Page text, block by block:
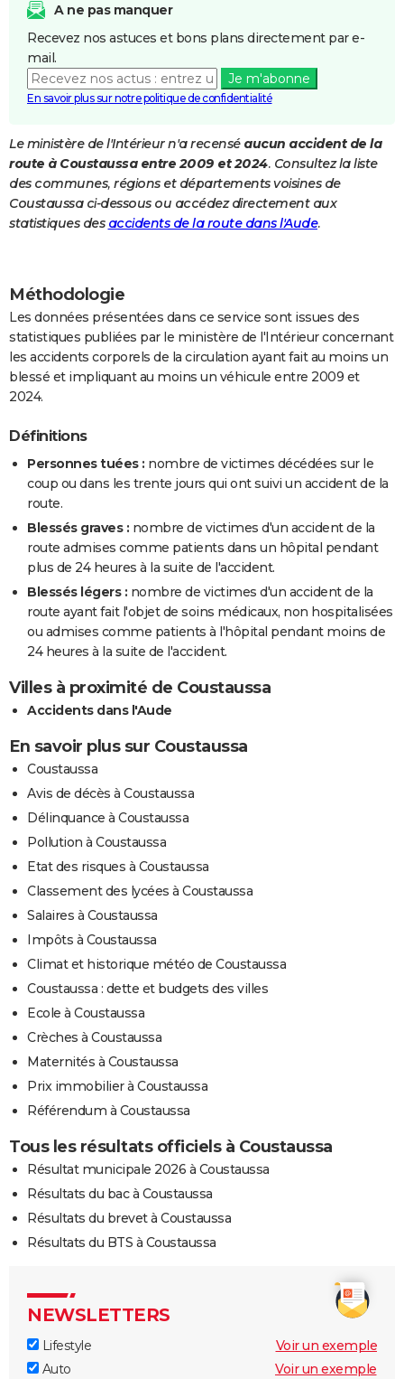
Destinations
City break
Voyage nature
Voyage de noces
Forum
Climat
PHOTO
GUIDES D'ACHAT
BONS PLANS
Carte de Noël
Carte Bonne année
Carte Saint-Valentin
Carte Pâques
Carte d'anniversaire
DICTIONNAIRE
Dictionnaire
Biographies
Citations
Expressions
Proverbes
PROGRAMME TV
FORUM
Bricolage
Television
A ne pas manquer
Recevez nos astuces et bons plans directement par e-
mail.
Je m'abonne
En savoir plus sur notre politique de confidentialité
Le ministère de l'Intérieur n'a recensé aucun accident de la
route à Coustaussa entre 2009 et 2024. Consultez la liste
des communes, régions et départements voisines de
Coustaussa ci-dessous ou accédez directement aux
statistiques des accidents de la route dans l'Aude.
Méthodologie
Les données présentées dans ce service sont issues des
statistiques publiées par le ministère de l'Intérieur concernant
les accidents corporels de la circulation ayant fait au moins un
blessé et impliquant au moins un véhicule entre 2009 et
2024.
Définitions
Personnes tuées : nombre de victimes décédées sur le
coup ou dans les trente jours qui ont suivi un accident de la
route.
Blessés graves : nombre de victimes d'un accident de la
route admises comme patients dans un hôpital pendant
plus de 24 heures à la suite de l'accident.
Blessés légers : nombre de victimes d'un accident de la
route ayant fait l'objet de soins médicaux, non hospitalisées
ou admises comme patients à l'hôpital pendant moins de
24 heures à la suite de l'accident.
Villes à proximité de Coustaussa
Accidents dans l'Aude
En savoir plus sur Coustaussa
Coustaussa
Avis de décès à Coustaussa
Délinquance à Coustaussa
Pollution à Coustaussa
Etat des risques à Coustaussa
Classement des lycées à Coustaussa
Salaires à Coustaussa
Impôts à Coustaussa
Climat et historique météo de Coustaussa
Coustaussa : dette et budgets des villes
Ecole à Coustaussa
Crèches à Coustaussa
Maternités à Coustaussa
Prix immobilier à Coustaussa
Référendum à Coustaussa
Tous les résultats officiels à Coustaussa
Résultat municipale 2026 à Coustaussa
Résultats du bac à Coustaussa
Résultats du brevet à Coustaussa
Résultats du BTS à Coustaussa
NEWSLETTERS
Lifestyle
Voir un exemple
Auto
Voir un exemple